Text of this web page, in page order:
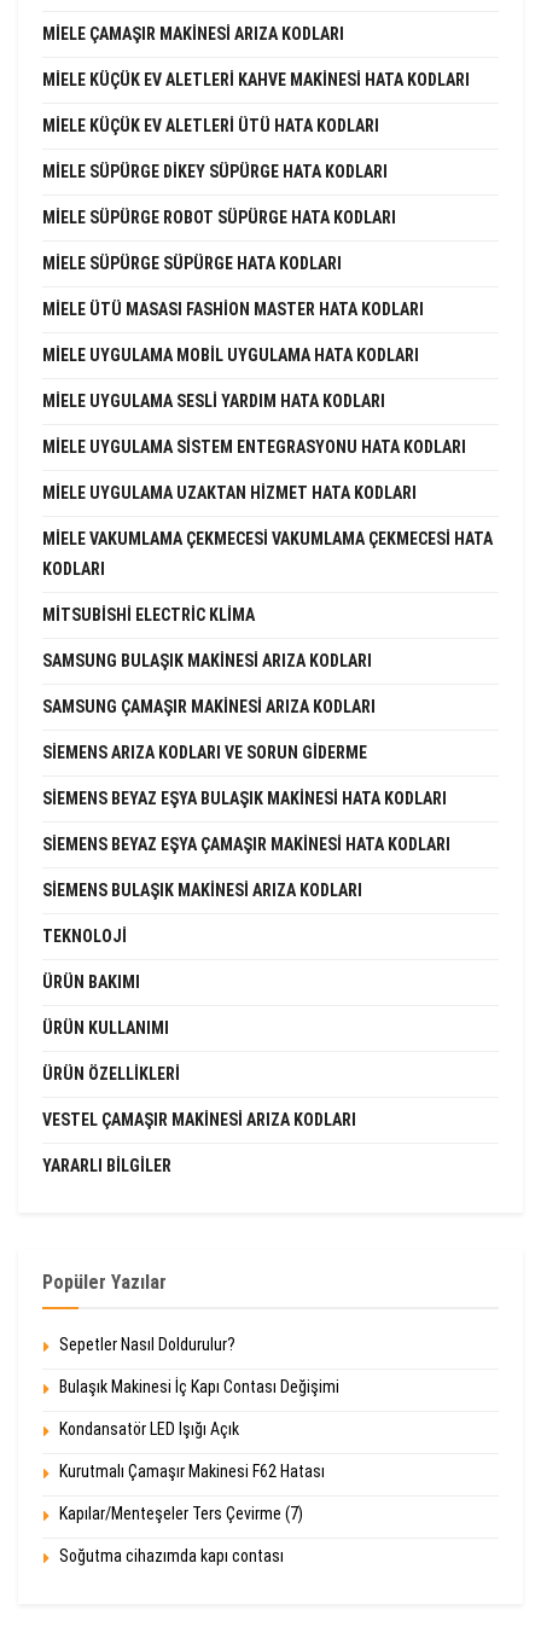
MIELE ÇAMAŞIR MAKINESI ARIZA KODLARI
MIELE KÜÇÜK EV ALETLERI KAHVE MAKINESI HATA KODLARI
MIELE KÜÇÜK EV ALETLERI ÜTÜ HATA KODLARI
MIELE SÜPÜRGE DIKEY SÜPÜRGE HATA KODLARI
MIELE SÜPÜRGE ROBOT SÜPÜRGE HATA KODLARI
MIELE SÜPÜRGE SÜPÜRGE HATA KODLARI
MIELE ÜTÜ MASASI FASHION MASTER HATA KODLARI
MIELE UYGULAMA MOBIL UYGULAMA HATA KODLARI
MIELE UYGULAMA SESLI YARDIM HATA KODLARI
MIELE UYGULAMA SISTEM ENTEGRASYONU HATA KODLARI
MIELE UYGULAMA UZAKTAN HIZMET HATA KODLARI
MIELE VAKUMLAMA ÇEKMECESI VAKUMLAMA ÇEKMECESI HATA
KODLARI
MITSUBISHI ELECTRIC KLIMA
SAMSUNG BULAŞIK MAKINESI ARIZA KODLARI
SAMSUNG ÇAMAŞIR MAKINESI ARIZA KODLARI
SIEMENS ARIZA KODLARI VE SORUN GIDERME
SIEMENS BEYAZ EŞYA BULAŞIK MAKINESI HATA KODLARI
SIEMENS BEYAZ EŞYA ÇAMAŞIR MAKINESI HATA KODLARI
SIEMENS BULAŞIK MAKINESI ARIZA KODLARI
TEKNOLOJI
ÜRÜN BAKIMI
ÜRÜN KULLANIMI
ÜRÜN ÖZELLIKLERI
VESTEL ÇAMAŞIR MAKINESI ARIZA KODLARI
YARARLI BILGILER
Popüler Yazılar
Sepetler Nasıl Doldurulur?
Bulaşık Makinesi İç Kapı Contası Değişimi
Kondansatör LED Işığı Açık
Kurutmalı Çamaşır Makinesi F62 Hatası
Kapılar/Menteşeler Ters Çevirme (7)
Soğutma cihazımda kapı contası